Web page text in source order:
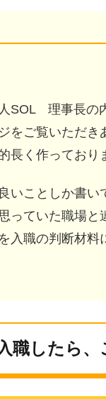
SOL 理事長の
をご覧いただき
長く作っており
いことしか書
っていた職場
入職の判断材料
職したら